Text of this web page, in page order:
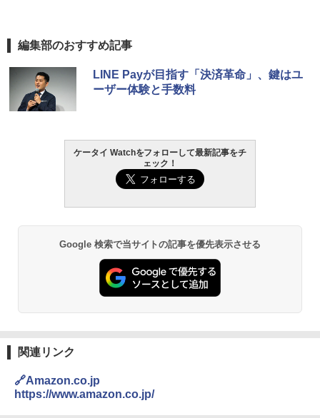
編集部のおすすめ記事
LINE Payが目指す「決済革命」、鍵はユ
ーザー体験と手数料
ケータイ Watchをフォローして最新記事をチ
ェック！
Google 検索で当サイトの記事を優先表示させる
関連リンク
🔗Amazon.co.jp
https://www.amazon.co.jp/